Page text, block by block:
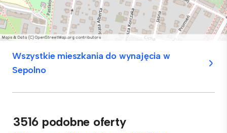
Wszystkie mieszkania do wynajęcia w
Sepolno
3516 podobne oferty